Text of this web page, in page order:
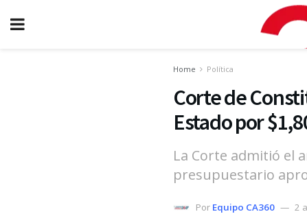
Home Política
Corte de
Estado por
La Corte admitió el
presupuestario
Por Equipo CA360 2